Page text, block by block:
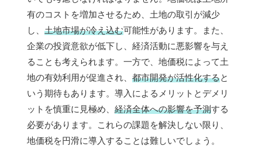
有のコストを増加させるため、土地の取引が減少
し、 土地市場が冷え込む可能性があります。また、
企業の投資意欲が低下し、経済活動に悪影響を与え
ることも考えられます。一方で、地価税によって土
地の有効利用が促進され、 都市開発が活性化すると
いう期待もあります。導入によるメリットとデメリ
ットを慎重に見極め、 経済全体への影響を予測する
必要があります。これらの課題を解決しない限り、
地価税を円滑に導入することは難しいでしょう。